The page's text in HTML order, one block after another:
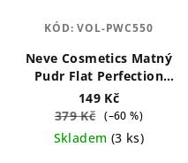
Neve Cosmetics Matný
Pudr Flat Perfection
Velvet 8 g
149 Kč
379 Kč (–60 %)
Skladem (3 ks)
KÓD:VOL-PWC550